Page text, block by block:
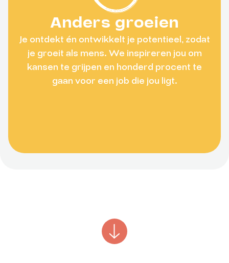
Anders groeien
Je ontdekt én ontwikkelt je potentieel, zodat
je groeit als mens. We inspireren jou om
kansen te grijpen en honderd procent te
gaan voor een job die jou ligt.